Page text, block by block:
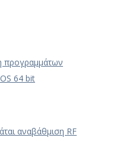
προγραμμάτων
64 bit
αναβάθμιση RF